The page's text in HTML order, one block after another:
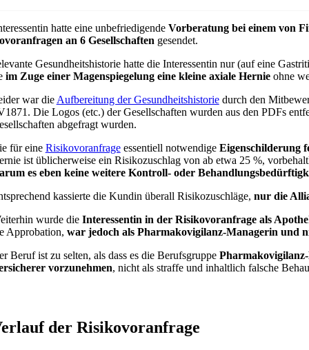
hatte eine unbefriedigendeVorberatung bei einem von
an 6 Gesellschaften gesendet.
Gesundheitshistorie hatte die Interessentin nur (auf eine
im Zuge einer Magenspiegelung eine kleine axiale Hernie ohne
war die Aufbereitung der Gesundheitshistoriedurch den
Die Logos (etc.) der Gesellschaften wurden aus den PDFs
abgefragt wurden.
für eine Risikovoranfrageessentiell notwendige Eigenschilderung
ist üblicherweise ein Risikozuschlag von ab etwa 25 %,
es eben keine weitere Kontroll- oder
kassierte die Kundin überall Risikozuschläge, nur die
wurde die Interessentin in der Risikovoranfrage als
Approbation, war jedoch als Pharmakovigilanz-Managerin und
Beruf ist zu selten, als dass es die Berufsgruppe
vorzunehmen, nicht als straffe und inhaltlich falsche
der Risikovoranfrage